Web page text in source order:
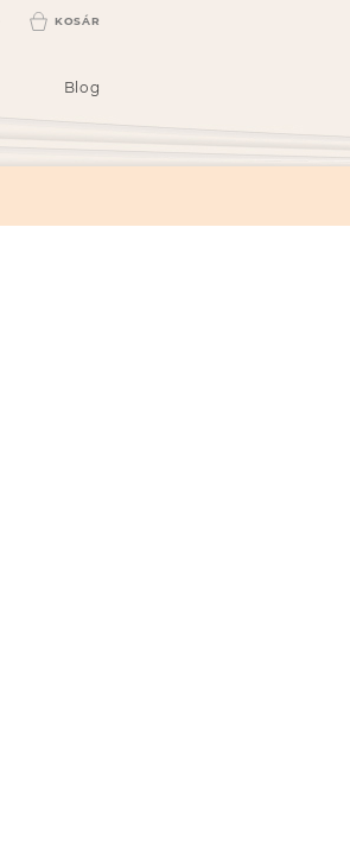
Blog
KOSÁR